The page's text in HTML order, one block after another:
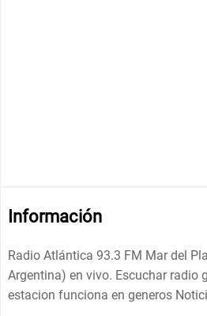
Información
Radio Atlántica 93.3 FM Mar del
Argentina) en vivo. Escuchar radio
estacion funciona en generos